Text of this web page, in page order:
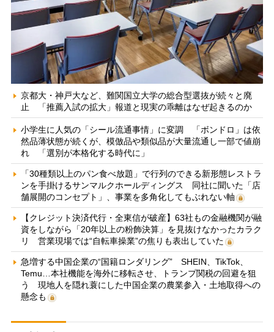
京都大・神戸大など、難関国立大学の総合型選抜が続々と廃
止 「推薦入試の拡大」報道と現実の乖離はなぜ起きるのか
小学生に人気の「シール流通事情」に変調 「ボンドロ」は依
然品薄状態が続くが、模倣品や類似品が大量流通し一部で値崩
れ 「選別が本格化する時代に」
「30種類以上のパン食べ放題」で行列のできる新形態レストラ
ンを手掛けるサンマルクホールディングス 同社に聞いた「店
舗展開のコンセプト」、事業を多角化してもぶれない軸
【クレジット決済代行・全東信が破産】63社もの金融機関が融
資をしながら「20年以上の粉飾決算」を見抜けなかったカラク
リ 営業現場では“自転車操業”の焦りも表出していた
急増する中国企業の“国籍ロンダリング” SHEIN、TikTok、
Temu…本社機能を海外に移転させ、トランプ関税の回避を狙
う 現地人を隠れ蓑にした中国企業の農業参入・土地取得への
懸念も